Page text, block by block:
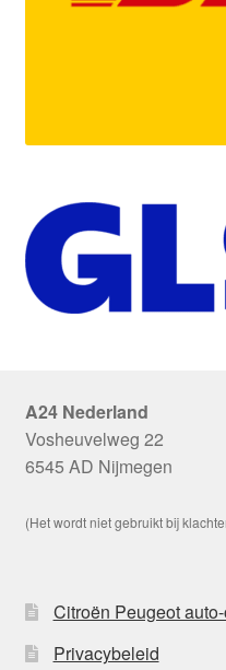
A24 Nederland
Vosheuvelweg 22
6545 AD Nijmegen
(Het wordt niet gebruikt bij
Citroën Peugeot
Privacybeleid